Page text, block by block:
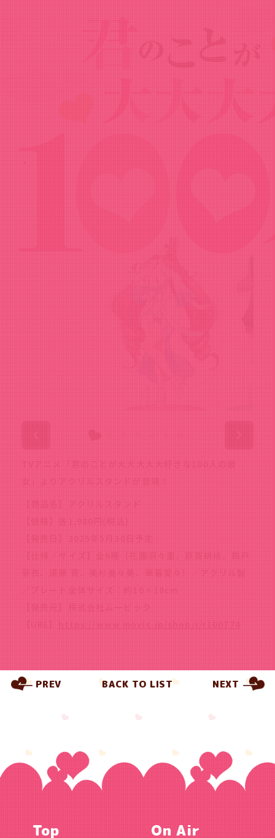
Goods
TVアニメ「君のことが大大大大大好きな100人の彼
女」よりアクリルスタンドが登場！
【商品名】アクリルスタンド
【価格】各1,980円(税込)
【発売日】2025年5月30日予定
【仕様／サイズ】全6種（花園羽々里、原賀胡桃、銘戸
芽衣、須藤 育、美杉美々美、華暮愛々）／アクリル製
／プレート全体サイズ：約10×18cm
【発売元】株式会社ムービック
【URL】
https://www.movic.jp/shop/r/r100774
PREV BACK TO LIST NEXT
Top On Air